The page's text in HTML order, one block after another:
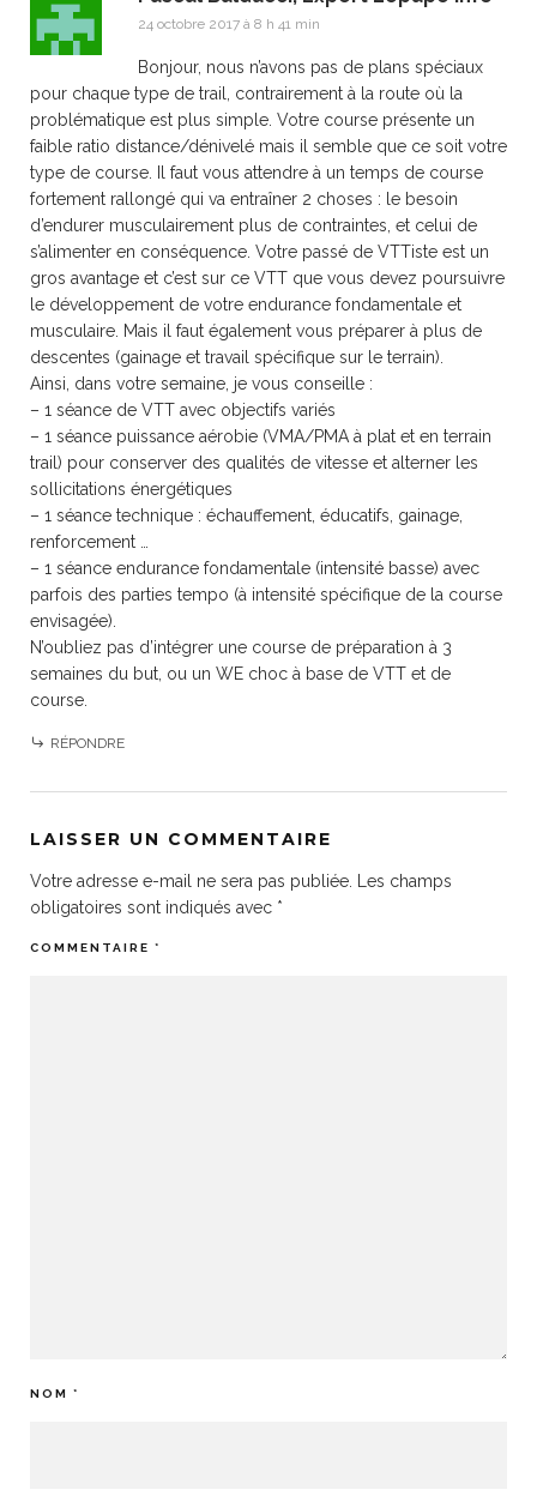
24 octobre 2017 à 8 h 41 min
Bonjour, nous n’avons pas de plans spéciaux
pour chaque type de trail, contrairement à la route où la
problématique est plus simple. Votre course présente un
faible ratio distance/dénivelé mais il semble que ce soit votre
type de course. Il faut vous attendre à un temps de course
fortement rallongé qui va entraîner 2 choses : le besoin
d’endurer musculairement plus de contraintes, et celui de
s’alimenter en conséquence. Votre passé de VTTiste est un
gros avantage et c’est sur ce VTT que vous devez poursuivre
le développement de votre endurance fondamentale et
musculaire. Mais il faut également vous préparer à plus de
descentes (gainage et travail spécifique sur le terrain).
Ainsi, dans votre semaine, je vous conseille :
– 1 séance de VTT avec objectifs variés
– 1 séance puissance aérobie (VMA/PMA à plat et en terrain
trail) pour conserver des qualités de vitesse et alterner les
sollicitations énergétiques
– 1 séance technique : échauffement, éducatifs, gainage,
renforcement …
– 1 séance endurance fondamentale (intensité basse) avec
parfois des parties tempo (à intensité spécifique de la course
envisagée).
N’oubliez pas d’intégrer une course de préparation à 3
semaines du but, ou un WE choc à base de VTT et de
course.
RÉPONDRE
LAISSER UN COMMENTAIRE
Votre adresse e-mail ne sera pas publiée.
Les champs
obligatoires sont indiqués avec *
COMMENTAIRE *
NOM *